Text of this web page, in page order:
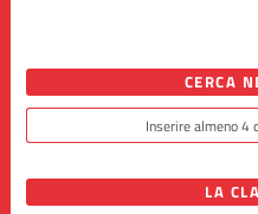
CERCA
LA